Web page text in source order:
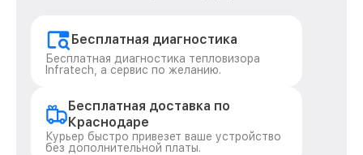
Бесплатная диагностика
Бесплатная диагностика тепловизора
Infratech, а сервис по желанию.
Бесплатная доставка по
Краснодаре
Курьер быстро привезет ваше устройство
без дополнительной платы.